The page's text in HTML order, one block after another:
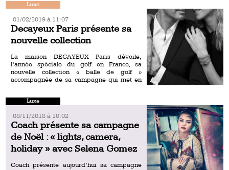
la Collection MARQ. Pour cette […]
Luxe
01/02/2019 á 11:07
Decayeux Paris présente sa
nouvelle collection
La maison DECAYEUX Paris dévoile,
l’année spéciale du golf en France, sa
nouvelle collection « balle de golf »
accompagnée de sa campagne qui met en
Luxe
08/11/2018 á 10:02
Coach présente sa campagne
de Noël : « lights, camera,
holiday » avec Selena Gomez
Coach présente aujourd’hui sa campagne